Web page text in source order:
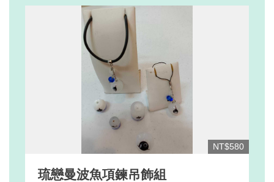
NT$580
琉戀曼波魚項鍊吊飾組